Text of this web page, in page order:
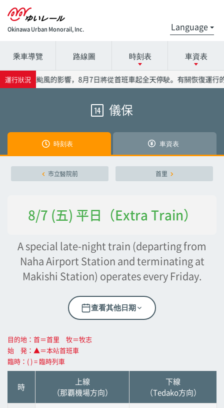
Okinawa Urban Monorail, Inc.
請選擇時間表詳細信息的電台名稱。
那覇機場
旭橋
縣政府前
美榮橋
請在票價表上選擇電台名稱。
那覇機場
旭橋
縣政府前
美榮橋
乘車導覽 路線圖 時刻表 車資表
運行狀況
到13號颱風的影響，8月7日將從首班車起全天停駛。有關恢復運行
14 儀保
時刻表 車資表
市立醫院前 首里
8/7 (五) 平日（Extra Train）
A special late-night train (departing from
Naha Airport Station and terminating at
Makishi Station) operates every Friday.
查看其他日期
目的地：首＝首里 牧＝牧志
始 発：▲＝本站首班車
臨時：( ) = 臨時列車
時
上線
（那覇機場方向）
下線
（Tedako方向）